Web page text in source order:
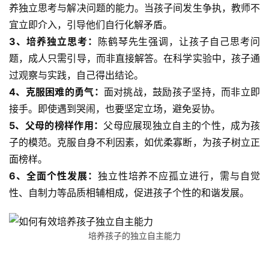
们
师
资
力
量
校
园
生
活
新
闻
中
养独立思考与解决问题的能力。当孩子间发生争执，教师不
宜立即介入，引导他们自行化解矛盾。
3、培养独立思考：
陈鹤琴先生强调，让孩子自己思考问
题，成人只需引导，而非直接解答。在科学实验中，孩子通
过观察与实践，自己得出结论。
4、克服困难的勇气： 面对挑战，鼓励孩子坚持，而非立即
接手。即使遇到哭闹，也要坚定立场，避免妥协。
5、父母的榜样作用： 父母应展现独立自主的个性，成为孩
子的模范。克服自身不利因素，如优柔寡断，为孩子树立正
面榜样。
6、全面个性发展： 独立性培养不应孤立进行，需与自觉
性、自制力等品质相辅相成，促进孩子个性的和谐发展。
培养孩子的独立自主能力